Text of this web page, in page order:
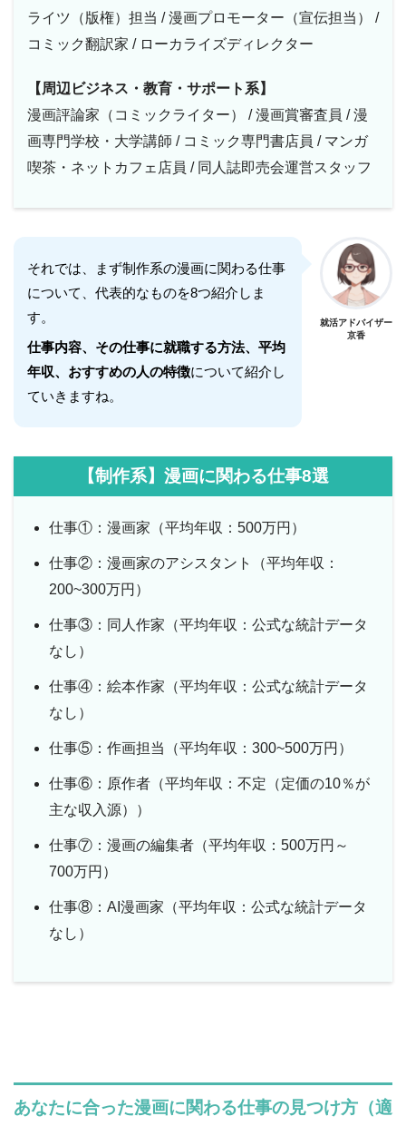
ライツ（版権）担当 / 漫画プロモーター（宣伝担当） /
コミック翻訳家 / ローカライズディレクター
【周辺ビジネス・教育・サポート系】
漫画評論家（コミックライター） / 漫画賞審査員 / 漫
画専門学校・大学講師 / コミック専門書店員 / マンガ
喫茶・ネットカフェ店員 / 同人誌即売会運営スタッフ
それでは、まず制作系の漫画に関わる仕事
について、代表的なものを8つ紹介しま
す。
仕事内容、その仕事に就職する方法、平均
年収、おすすめの人の特徴について紹介し
ていきますね。
就活アドバイザー
京香
【制作系】漫画に関わる仕事8選
仕事①：漫画家（平均年収：500万円）
仕事②：漫画家のアシスタント（平均年収：
200~300万円）
仕事③：同人作家（平均年収：公式な統計データ
なし）
仕事④：絵本作家（平均年収：公式な統計データ
なし）
仕事⑤：作画担当（平均年収：300~500万円）
仕事⑥：原作者（平均年収：不定（定価の10％が
主な収入源））
仕事⑦：漫画の編集者（平均年収：500万円～
700万円）
仕事⑧：AI漫画家（平均年収：公式な統計データ
なし）
あなたに合った漫画に関わる仕事の見つけ方（適